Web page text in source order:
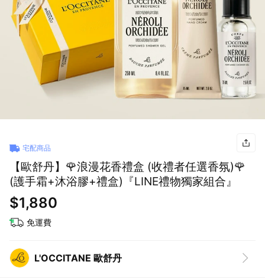
宅配商品
【歐舒丹】🌹浪漫花香禮盒 (收禮者任選香氛)🌹
(護手霜+沐浴膠+禮盒)『LINE禮物獨家組合』
$1,880
免運費
L'OCCITANE 歐舒丹